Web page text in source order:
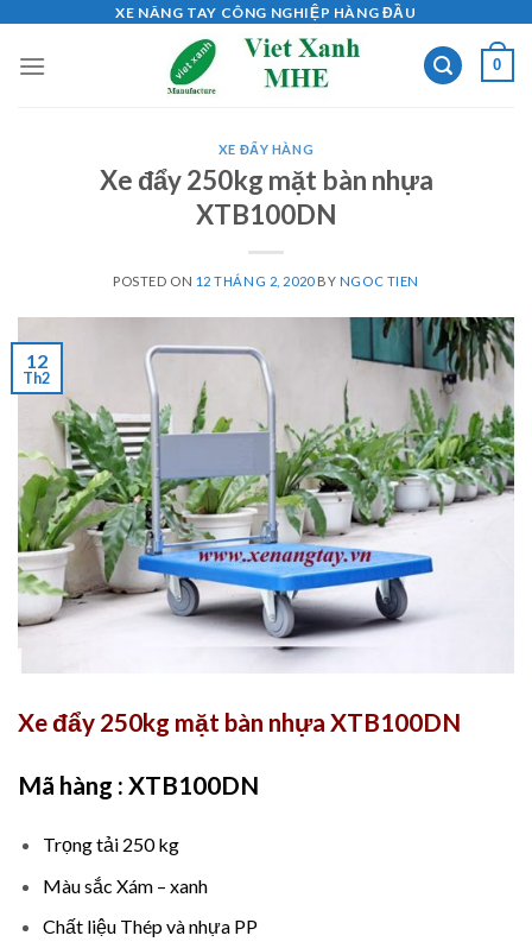
content
XE NÂNG TAY CÔNG NGHIỆP HÀNG ĐẦU
0
XE ĐẨY HÀNG
Xe đẩy 250kg mặt bàn nhựa
XTB100DN
POSTED ON 12 THÁNG 2, 2020BY NGOC TIEN
12
Th2
Xe đẩy 250kg mặt bàn nhựa XTB100DN
Mã hàng : XTB100DN
Trọng tải 250 kg
Màu sắc Xám – xanh
Chất liệu Thép và nhựa PP